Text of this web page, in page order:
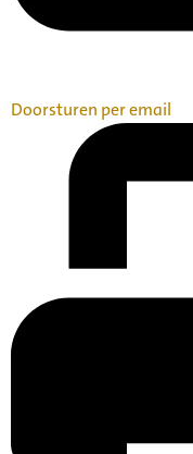
Doorsturen per email